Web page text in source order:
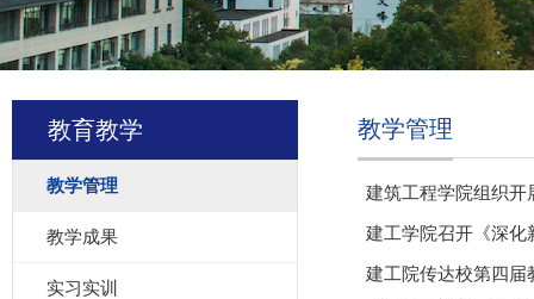
教育教学
教学管理
教学成果
实习实训
教学管理
建筑工程学院组织开
建工学院召开《深化
建工院传达校第四届